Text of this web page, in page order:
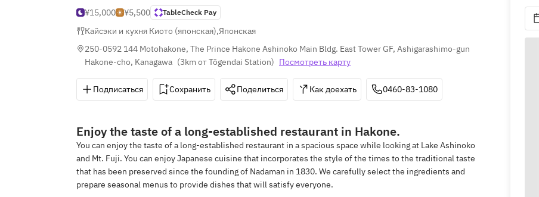
¥15,000
¥5,500 TableCheck Pay
Кайсэки и кухня Киото (японская),Японская
250-0592 144 Motohakone, The Prince Hakone Ashinoko Main Bldg. East Tower GF, Ashigarashimo-gun
Hakone-cho, Kanagawa (3km от Tōgendai Station) Посмотреть карту
Подписаться Сохранить Поделиться Как доехать 0460-83-1080
Enjoy the taste of a long-established restaurant in Hakone.
You can enjoy the taste of a long-established restaurant in a spacious space while looking at Lake Ashinoko
and Mt. Fuji. You can enjoy Japanese cuisine that incorporates the style of the times to the traditional taste
that has been preserved since the founding of Nadaman in 1830. We carefully select the ingredients and
prepare seasonal menus to provide dishes that will satisfy everyone.